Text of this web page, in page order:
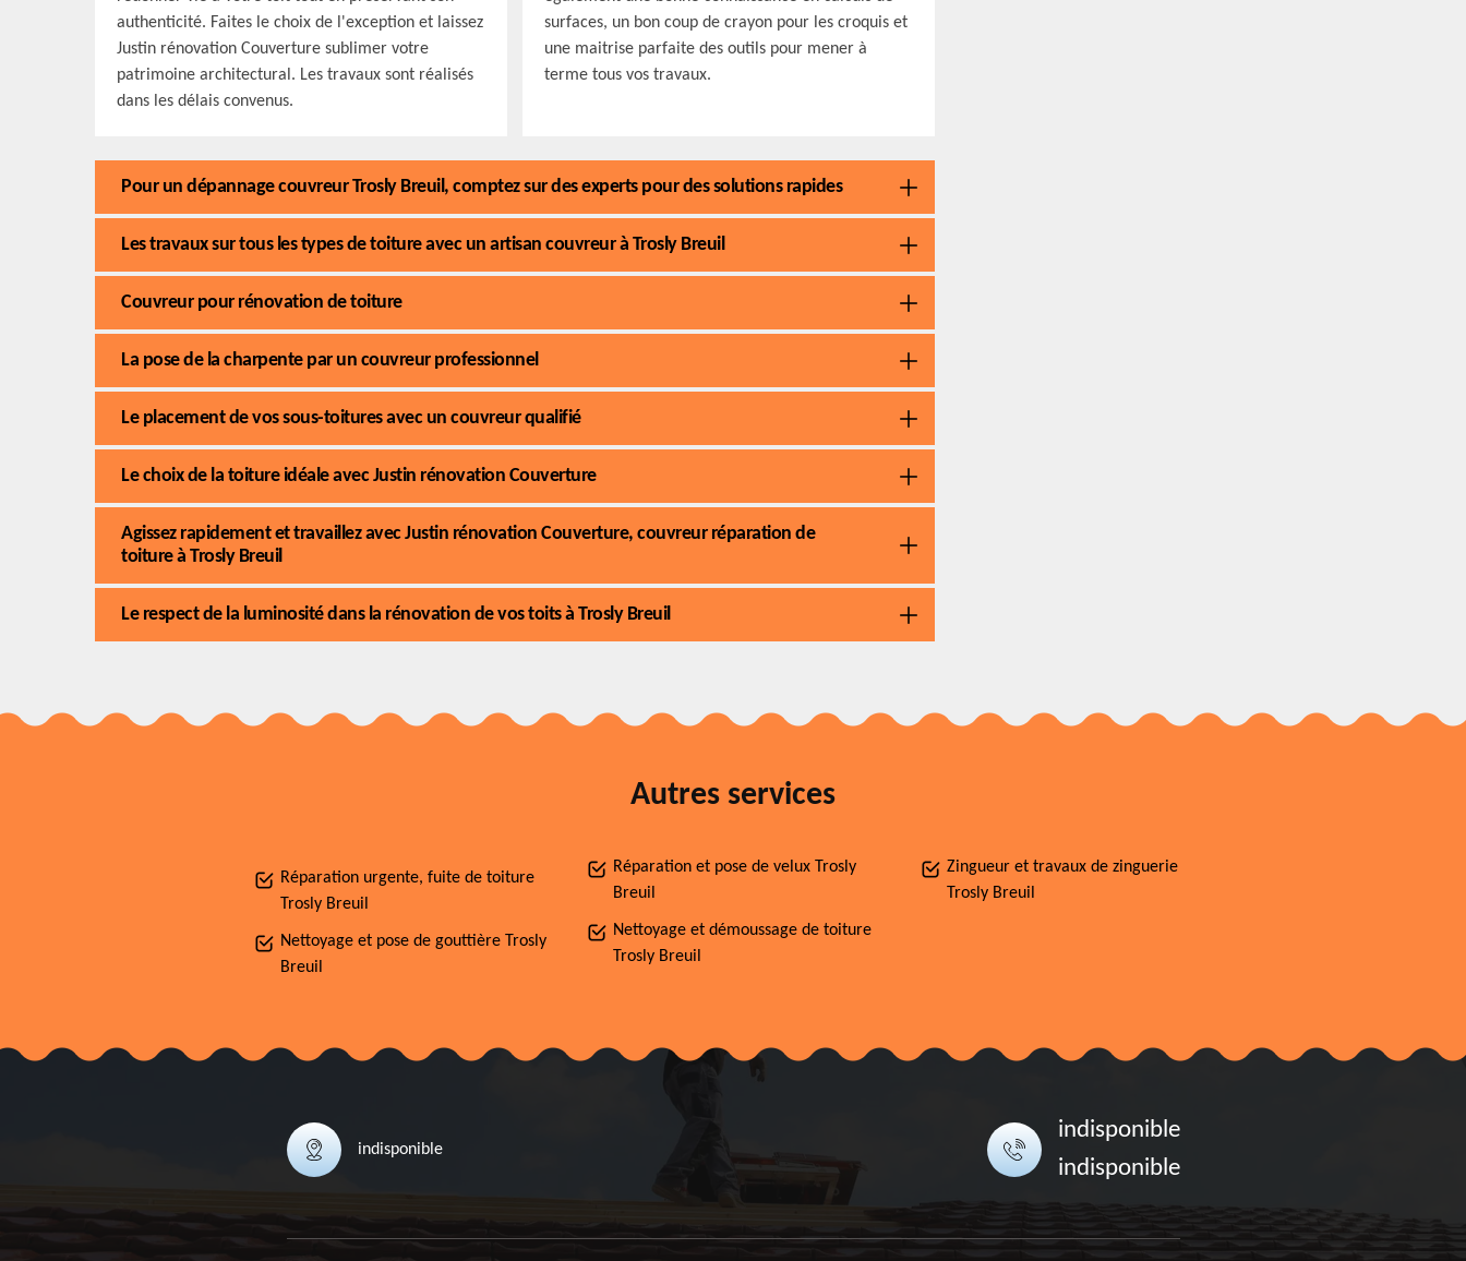
authenticité. Faites le choix de l'exception et laissez
Justin rénovation Couverture sublimer votre
patrimoine architectural. Les travaux sont réalisés
dans les délais convenus.
surfaces, un bon coup de crayon pour les croquis et
une maitrise parfaite des outils pour mener à
terme tous vos travaux.
Pour un dépannage couvreur Trosly Breuil, comptez sur des experts pour des solutions rapides
Les travaux sur tous les types de toiture avec un artisan couvreur à Trosly Breuil
Couvreur pour rénovation de toiture
La pose de la charpente par un couvreur professionnel
Le placement de vos sous-toitures avec un couvreur qualifié
Le choix de la toiture idéale avec Justin rénovation Couverture
Agissez rapidement et travaillez avec Justin rénovation Couverture, couvreur réparation de
toiture à Trosly Breuil
Le respect de la luminosité dans la rénovation de vos toits à Trosly Breuil
Autres services
Réparation urgente, fuite de toiture
Trosly Breuil
Nettoyage et pose de gouttière Trosly
Breuil
Réparation et pose de velux Trosly
Breuil
Nettoyage et démoussage de toiture
Trosly Breuil
Zingueur et travaux de zinguerie
Trosly Breuil
indisponible
indisponible
indisponible